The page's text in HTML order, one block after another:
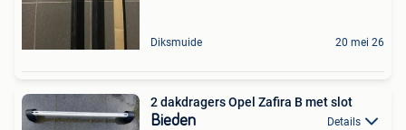
Diksmuide 20 mei 26
2 dakdragers Opel Zafira B met slot
Bieden Details